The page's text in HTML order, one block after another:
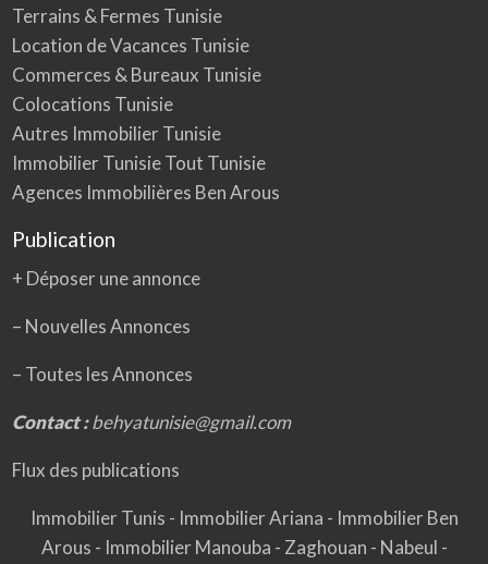
Terrains & Fermes Tunisie
Location de Vacances Tunisie
Commerces & Bureaux Tunisie
Colocations Tunisie
Autres Immobilier Tunisie
Immobilier Tunisie Tout Tunisie
Agences Immobilières Ben Arous
Publication
+ Déposer une annonce
– Nouvelles Annonces
– Toutes les Annonces
Contact : behyatunisie@gmail.com
Flux des publications
Immobilier Tunis - Immobilier Ariana - Immobilier Ben
Arous - Immobilier Manouba - Zaghouan - Nabeul -